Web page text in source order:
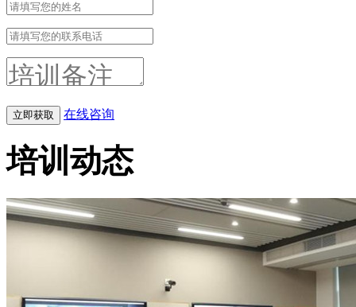
在线咨询
培训动态